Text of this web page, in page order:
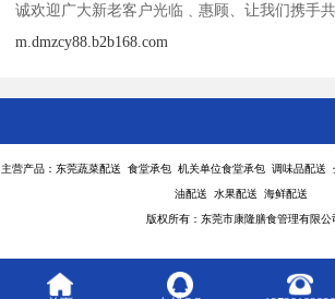
诚欢迎广大新老客户光临﹑惠顾、让我们携手共
m.dmzcy88.b2b168.com
主营产品：东莞蔬菜配送 食堂承包 机关单位食堂承包 调味品配送
油配送 水果配送 海鲜配送
版权所有：东莞市康隆膳食管理有限公